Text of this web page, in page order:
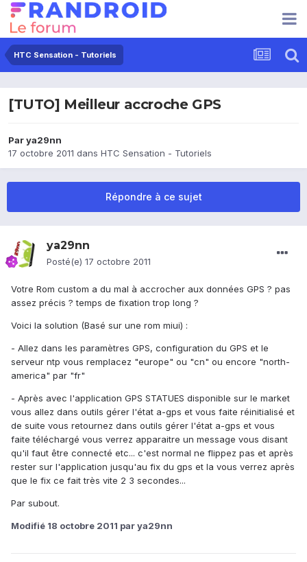
HTC Sensation - Tutoriels
[TUTO] Meilleur accroche GPS
Parya29nn
17 octobre 2011 dans HTC Sensation - Tutoriels
Répondre à ce sujet
ya29nn
Posté(e) 17 octobre 2011
Votre Rom custom a du mal à accrocher aux données GPS ? pas
assez précis ? temps de fixation trop long ?
Voici la solution (Basé sur une rom miui) :
- Allez dans les paramètres GPS, configuration du GPS et le
serveur ntp vous remplacez "europe" ou "cn" ou encore "north-
america" par "fr"
- Après avec l'application GPS STATUES disponible sur le market
vous allez dans outils gérer l'état a-gps et vous faite réinitialisé et
de suite vous retournez dans outils gérer l'état a-gps et vous
faite téléchargé vous verrez apparaitre un message vous disant
qu'il faut être connecté etc... c'est normal ne flippez pas et après
rester sur l'application jusqu'au fix du gps et la vous verrez après
que le fix ce fait très vite 2 3 secondes...
Par subout.
Modifié 18 octobre 2011 par ya29nn